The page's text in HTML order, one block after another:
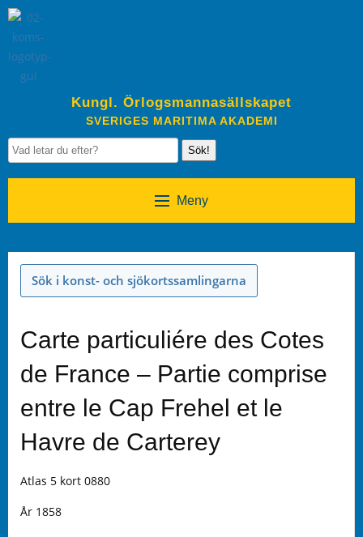
Kungl. Örlogsmannasällskapet
SVERIGES MARITIMA AKADEMI
Sök!
Meny
Sök i konst- och sjökortssamlingarna
Carte particuliére des Cotes
de France – Partie comprise
entre le Cap Frehel et le
Havre de Carterey
Atlas 5 kort 0880
År 1858